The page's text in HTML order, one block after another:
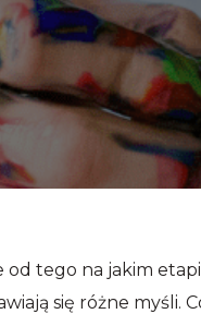
od tego na jakim
się różne myśli.